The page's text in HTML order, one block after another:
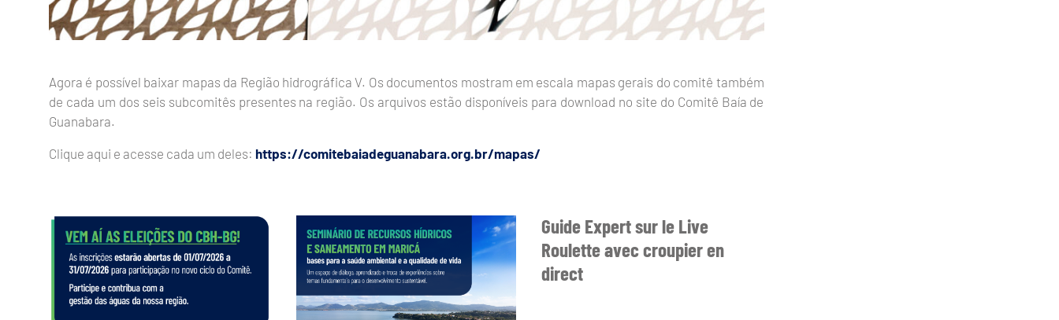
Agora é possível baixar mapas da Região hidrográfica V. Os documentos mostram em escala mapas gerais do comitê também
de cada um dos seis subcomitês presentes na região. Os arquivos estão disponíveis para download no site do Comitê Baía de
Guanabara.
Clique aqui e acesse cada um deles: https://comitebaiadeguanabara.org.br/mapas/
Guide Expert sur le Live
Roulette avec croupier en
direct